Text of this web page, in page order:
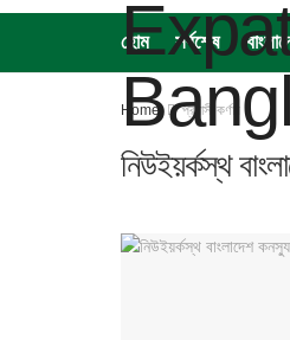
হোম সর্বশেষ
Home প্রবাসী কর্ণার
নিউইয়র্কস্থ